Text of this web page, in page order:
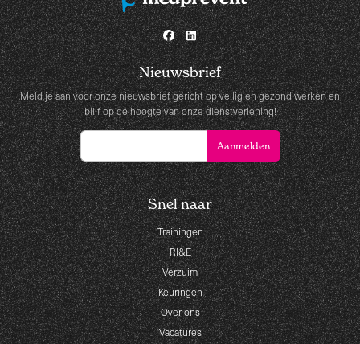
Nieuwsbrief
Meld je aan voor onze nieuwsbrief gericht op veilig en gezond werken en
blijf op de hoogte van onze dienstverlening!
Snel naar
Trainingen
RI&E
Verzuim
Keuringen
Over ons
Vacatures